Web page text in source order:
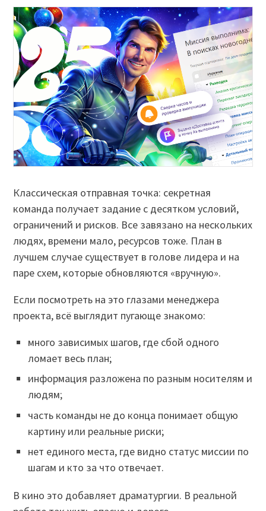
Классическая отправная точка: секретная
команда получает задание с десятком условий,
ограничений и рисков. Все завязано на нескольких
людях, времени мало, ресурсов тоже. План в
лучшем случае существует в голове лидера и на
паре схем, которые обновляются «вручную».
Если посмотреть на это глазами менеджера
проекта, всё выглядит пугающе знакомо:
много зависимых шагов, где сбой одного
ломает весь план;
информация разложена по разным носителям и
людям;
часть команды не до конца понимает общую
картину или реальные риски;
нет единого места, где видно статус миссии по
шагам и кто за что отвечает.
В кино это добавляет драматургии. В реальной